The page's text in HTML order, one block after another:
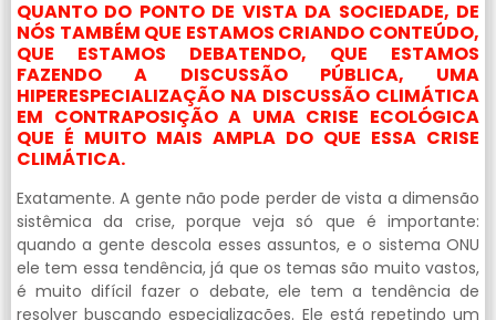
QUANTO DO PONTO DE VISTA DA SOCIEDADE, DE
NÓS TAMBÉM QUE ESTAMOS CRIANDO CONTEÚDO,
QUE ESTAMOS DEBATENDO, QUE ESTAMOS
FAZENDO A DISCUSSÃO PÚBLICA, UMA
HIPERESPECIALIZAÇÃO NA DISCUSSÃO CLIMÁTICA
EM CONTRAPOSIÇÃO A UMA CRISE ECOLÓGICA
QUE É MUITO MAIS AMPLA DO QUE ESSA CRISE
CLIMÁTICA.
Exatamente. A gente não pode perder de vista a dimensão
sistêmica da crise, porque veja só que é importante:
quando a gente descola esses assuntos, e o sistema ONU
ele tem essa tendência, já que os temas são muito vastos,
é muito difícil fazer o debate, ele tem a tendência de
resolver buscando especializações. Ele está repetindo um